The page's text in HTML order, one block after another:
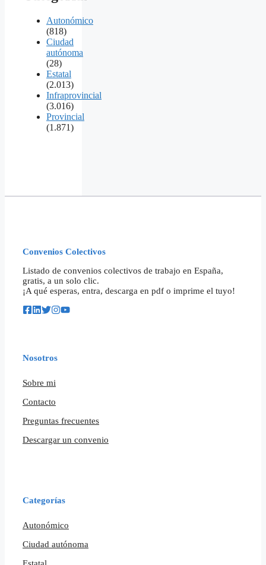
Autonómico
(818)
Ciudad
autónoma
(28)
Estatal
(2.013)
Infraprovincial
(3.016)
Provincial
(1.871)
Convenios Colectivos
Listado de convenios colectivos de trabajo en España,
gratis, a un solo clic.
¡A qué esperas, entra, descarga en pdf o imprime el tuyo!
Nosotros
Sobre mi
Contacto
Preguntas frecuentes
Descargar un convenio
Categorías
Autonómico
Ciudad autónoma